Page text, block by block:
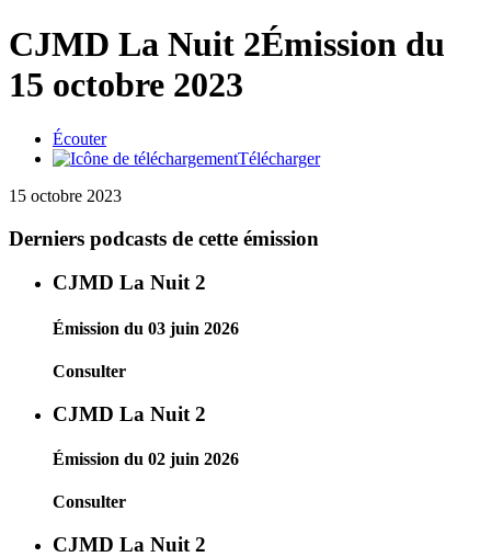
CJMD La Nuit 2Émission du
15 octobre 2023
Écouter
Télécharger
15 octobre 2023
Derniers podcasts de cette émission
CJMD La Nuit 2
Émission du 03 juin 2026
Consulter
CJMD La Nuit 2
Émission du 02 juin 2026
Consulter
CJMD La Nuit 2